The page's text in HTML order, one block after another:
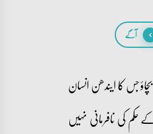
آگے
جس کا ایندھن انسان
حکم کی نافرمانی نہیں